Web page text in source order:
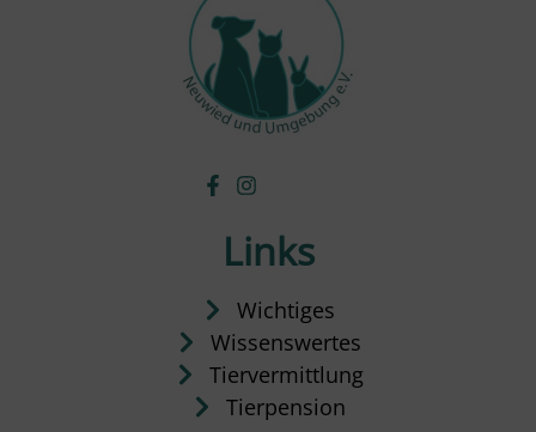
Links
Wichtiges
Wissenswertes
Tiervermittlung
Tierpension